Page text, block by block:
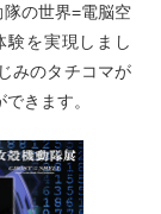
隊の世界=電脳空
験を実現しまし
みのタチコマが
きます。